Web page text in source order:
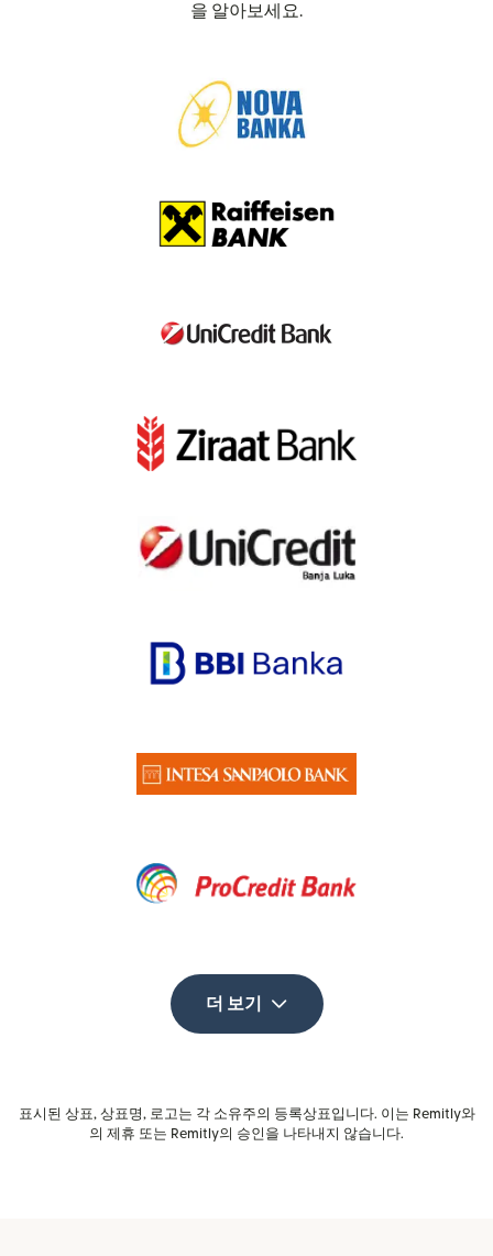
을 알아보세요.
더 보기
표시된 상표, 상표명, 로고는 각 소유주의 등록상표입니다. 이는 Remitly와
의 제휴 또는 Remitly의 승인을 나타내지 않습니다.